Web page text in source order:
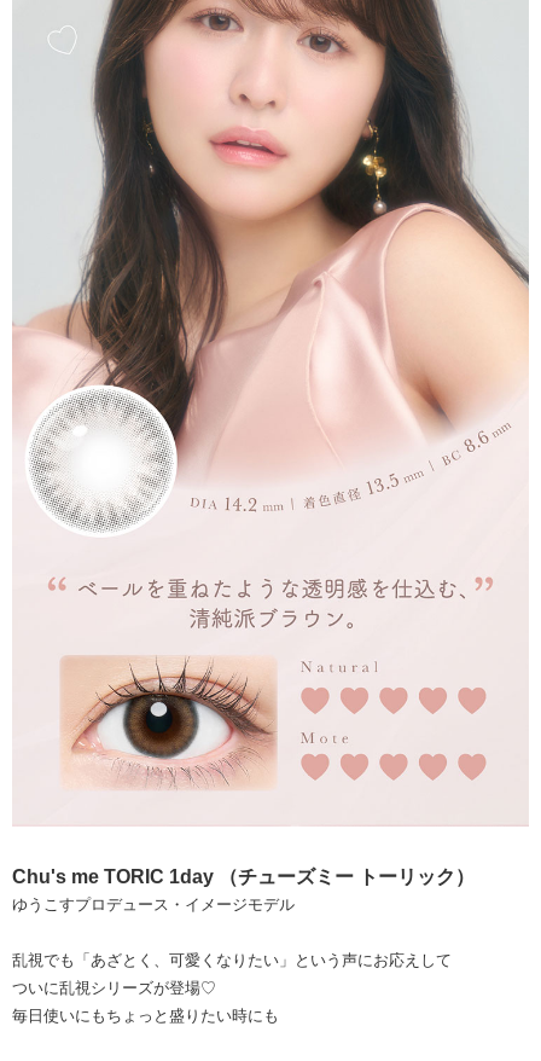
Chu's me TORIC 1day （チューズミー トーリック）
ゆうこすプロデュース・イメージモデル
乱視でも「あざとく、可愛くなりたい」という声にお応えして
ついに乱視シリーズが登場♡
毎日使いにもちょっと盛りたい時にも